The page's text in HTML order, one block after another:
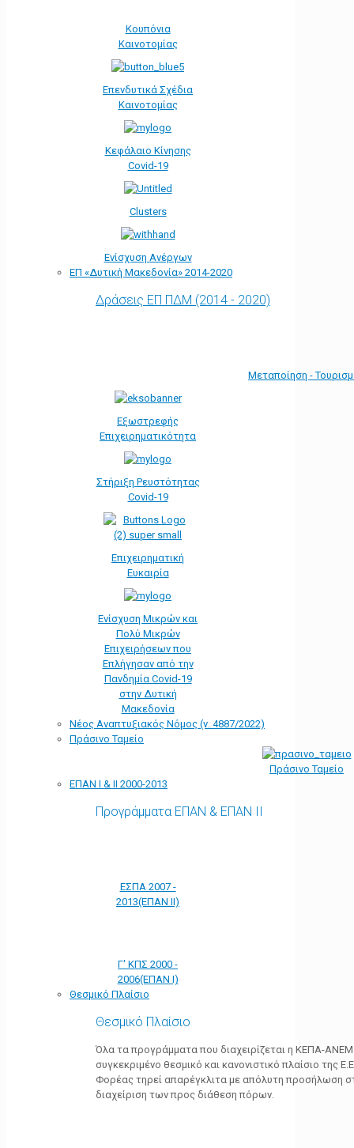
Κουπόνια
Καινοτομίας
Επενδυτικά Σχέδια
Καινοτομίας
Κεφάλαιο Κίνησης
Covid-19
Clusters
Ενίσχυση Ανέργων
ΕΠ «Δυτική Μακεδονία» 2014-2020
Δράσεις ΕΠ ΠΔΜ (2014 - 2020)
Μεταποίηση -
Εξωστρεφής
Επιχειρηματικότητα
Στήριξη Ρευστότητας
Covid-19
Επιχειρηματική
Ευκαιρία
Ενίσχυση Μικρών και
Πολύ Μικρών
Επιχειρήσεων που
Επλήγησαν από την
Πανδημία Covid-19
στην Δυτική
Μακεδονία
Νέος Αναπτυξιακός Νόμος (ν. 4887/2022)
Πράσινο Ταμείο
Πράσινο Ταμείο
ΕΠΑΝ Ι & ΙΙ 2000-2013
Προγράμματα ΕΠΑΝ & ΕΠΑΝ ΙΙ
ΕΣΠΑ 2007 -
2013(ΕΠΑΝ ΙΙ)
Γ' ΚΠΣ 2000 -
2006(ΕΠΑΝ Ι)
Θεσμικό Πλαίσιο
Θεσμικό Πλαίσιο
Όλα τα προγράμματα που διαχειρίζεται η ΚΕΠΑ-
συγκεκριμένο θεσμικό και κανονιστικό πλαίσιο της
Φορέας τηρεί απαρέγκλιτα με απόλυτη προσήλωση
διαχείριση των προς διάθεση πόρων.